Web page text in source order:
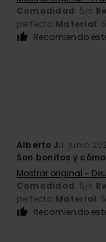
Comodidad: 5/5
perfecta Material: 5
Recomiendo
Alberto J.1. junio
Son bonitos y
Mostrar original -
Comodidad: 5/5
perfecta Material: 5
Recomiendo